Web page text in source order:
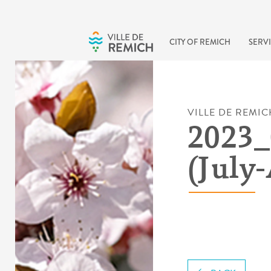
CITY OF REMICH
VILLE DE